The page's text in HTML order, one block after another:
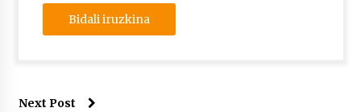
Next Post